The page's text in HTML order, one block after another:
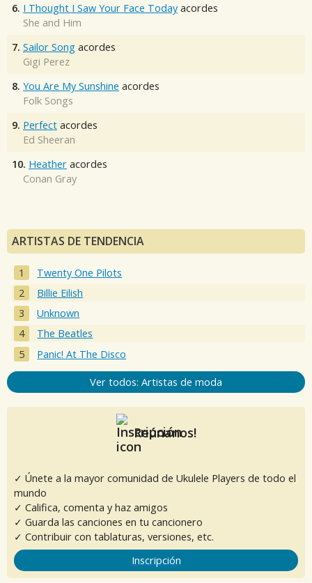
6. I Thought I Saw Your Face Today acordes
She and Him
7. Sailor Song acordes
Gigi Perez
8. You Are My Sunshine acordes
Folk Songs
9. Perfect acordes
Ed Sheeran
10. Heather acordes
Conan Gray
ARTISTAS DE TENDENCIA
Twenty One Pilots
Billie Eilish
Unknown
The Beatles
Panic! At The Disco
Ver todos: Artistas de moda
Reúnanos!
✓ Únete a la mayor comunidad de Ukulele Players de todo el
mundo
✓ Califica, comenta y haz amigos
✓ Guarda las canciones en tu cancionero
✓ Contribuir con tablaturas, versiones, etc.
Inscripción